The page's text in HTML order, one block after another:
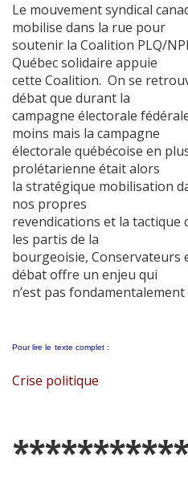
Le mouvement syndical
mobilise dans la rue pour
soutenir la Coalition PLQ/
Québec solidaire appuie
cette Coalition. On se
débat que durant la
campagne électorale
moins mais la campagne
électorale québécoise en
prolétarienne était alors
la stratégique mobilisation
nos propres
revendications et la tactique
les partis de la
bourgeoisie, Conservateurs
débat offre un enjeu qui
n’est pas
Pour lire le texte complet :
Crise politique